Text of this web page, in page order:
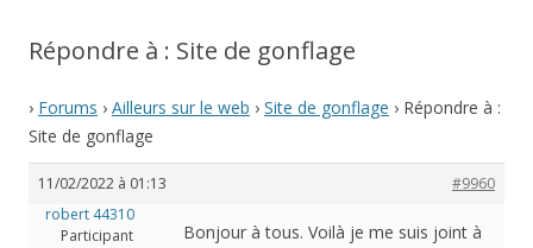
Répondre à : Site de gonflage
› Forums › Ailleurs sur le web › Site de gonflage › Répondre à :
Site de gonflage
11/02/2022 à 01:13
#9960
robert 44310
Participant
Bonjour à tous. Voilà je me suis joint à